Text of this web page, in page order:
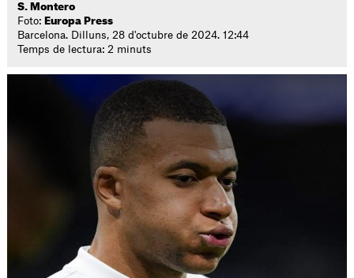
S. Montero
Foto: Europa Press
Barcelona. Dilluns, 28 d'octubre de 2024. 12:44
Temps de lectura: 2 minuts